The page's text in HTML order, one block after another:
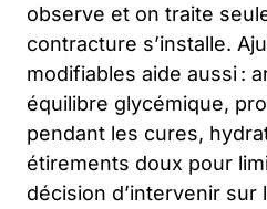
observe et on traite
contracture s’installe.
modifiables aide aussi :
équilibre glycémique,
pendant les cures,
étirements doux pour
décision d’intervenir sur